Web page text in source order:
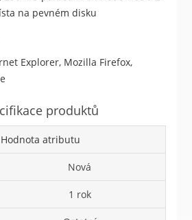
na pevném disku
Explorer, Mozilla Firefox,
produktů
Hodnota atributu
Nová
1 rok